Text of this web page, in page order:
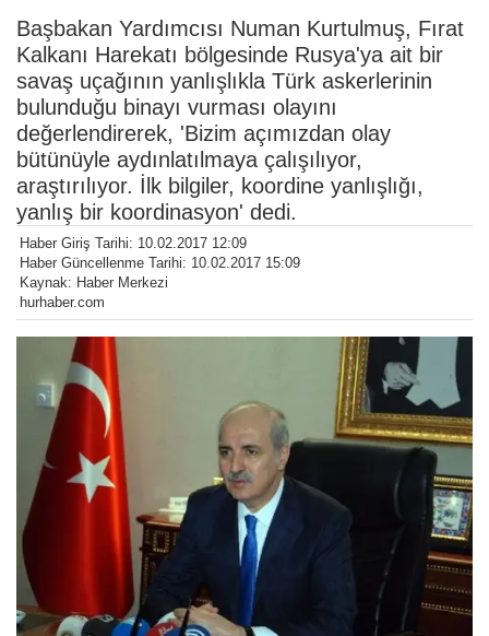
Başbakan Yardımcısı Numan Kurtulmuş, Fırat
Kalkanı Harekatı bölgesinde Rusya'ya ait bir
savaş uçağının yanlışlıkla Türk askerlerinin
bulunduğu binayı vurması olayını
değerlendirerek, 'Bizim açımızdan olay
bütünüyle aydınlatılmaya çalışılıyor,
araştırılıyor. İlk bilgiler, koordine yanlışlığı,
yanlış bir koordinasyon' dedi.
Haber Giriş Tarihi: 10.02.2017 12:09
Haber Güncellenme Tarihi: 10.02.2017 15:09
Kaynak: Haber Merkezi
hurhaber.com